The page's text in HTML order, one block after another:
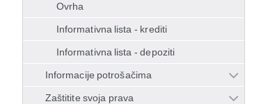
Ovrha
Informativna lista - krediti
Informativna lista - depoziti
Informacije potrošačima
Zaštitite svoja prava